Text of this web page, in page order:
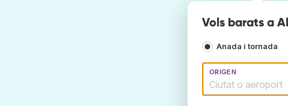
Vols barats a
Anada i tornada
ORIGEN